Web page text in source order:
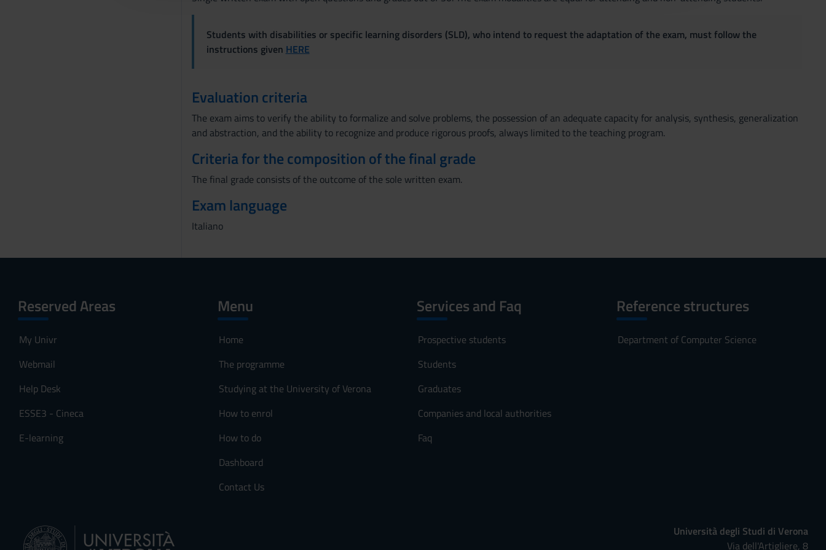
Students with disabilities or specific learning disorders (SLD), who intend to request the adaptation of the exam, must follow the
instructions given HERE
Evaluation criteria
The exam aims to verify the ability to formalize and solve problems, the possession of an adequate capacity for analysis, synthesis, generalization
and abstraction, and the ability to recognize and produce rigorous proofs, always limited to the teaching program.
Criteria for the composition of the final grade
The final grade consists of the outcome of the sole written exam.
Exam language
Italiano
Reserved Areas
My Univr
Webmail
Help Desk
ESSE3 - Cineca
E-learning
Menu
Home
The programme
Studying at the University of Verona
How to enrol
How to do
Dashboard
Contact Us
Services and Faq
Prospective students
Students
Graduates
Companies and local authorities
Faq
Reference structures
Department of Computer Science
Università degli Studi di Verona
Via dell'Artigliere, 8